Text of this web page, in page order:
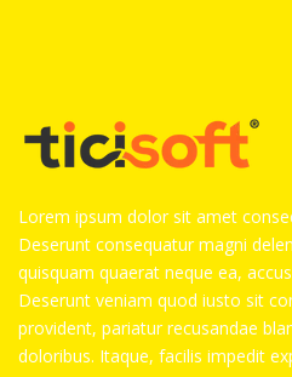
Lorem ipsum dolor sit amet
Deserunt consequatur magni
quisquam quaerat neque ea,
Deserunt veniam quod iusto sit
provident, pariatur recusandae
doloribus. Itaque, facilis impedit